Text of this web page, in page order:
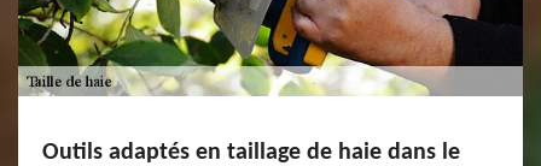
Outils adaptés en taillage de haie dans le